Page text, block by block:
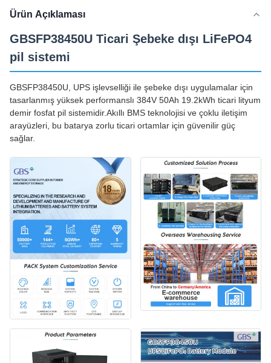
Ürün Açıklaması
GBSFP38450U Ticari Şebeke dışı LiFePO4
pil sistemi
GBSFP38450U, UPS işlevselliği ile şebeke dışı uygulamalar için
tasarlanmış yüksek performanslı 384V 50Ah 19.2kWh ticari lityum
demir fosfat pil sistemidir.Akıllı BMS teknolojisi ve çoklu iletişim
arayüzleri, bu batarya zorlu ticari ortamlar için güvenilir güç
sağlar.